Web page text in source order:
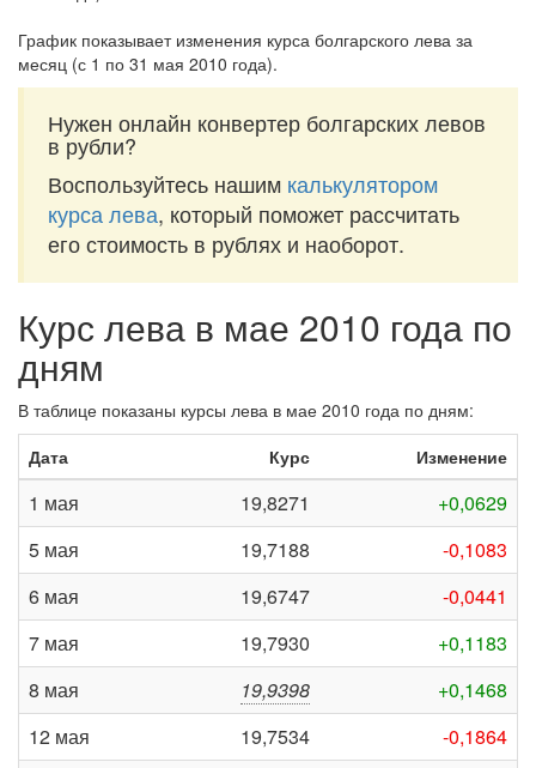
График показывает изменения курса болгарского лева за
месяц (с 1 по 31 мая 2010 года).
Нужен онлайн конвертер болгарских левов
в рубли?
Воспользуйтесь нашим калькулятором
курса лева, который поможет рассчитать
его стоимость в рублях и наоборот.
Курс лева в мае 2010 года по
дням
В таблице показаны курсы лева в мае 2010 года по дням:
Дата
Курс Изменение
1 мая 19,8271
+0,0629
5 мая
19,7188
-0,1083
6 мая
19,6747
-0,0441
7 мая
19,7930
+0,1183
8 мая
19,9398
+0,1468
12 мая
19,7534
-0,1864